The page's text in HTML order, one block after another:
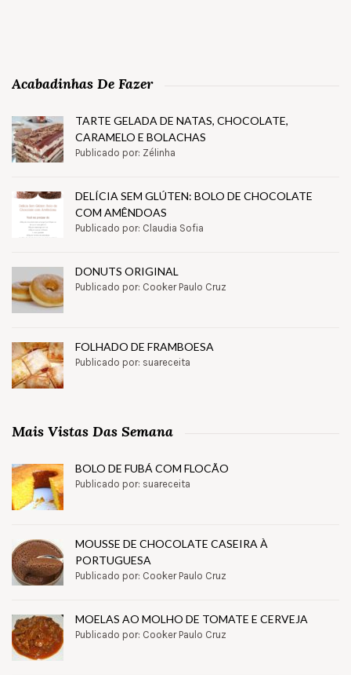
Acabadinhas De Fazer
TARTE GELADA DE NATAS, CHOCOLATE,
CARAMELO E BOLACHAS
Publicado por: Zélinha
DELÍCIA SEM GLÚTEN: BOLO DE CHOCOLATE
COM AMÊNDOAS
Publicado por: Claudia Sofia
DONUTS ORIGINAL
Publicado por: Cooker Paulo Cruz
FOLHADO DE FRAMBOESA
Publicado por: suareceita
Mais Vistas Das Semana
BOLO DE FUBÁ COM FLOCÃO
Publicado por: suareceita
MOUSSE DE CHOCOLATE CASEIRA À
PORTUGUESA
Publicado por: Cooker Paulo Cruz
MOELAS AO MOLHO DE TOMATE E CERVEJA
Publicado por: Cooker Paulo Cruz